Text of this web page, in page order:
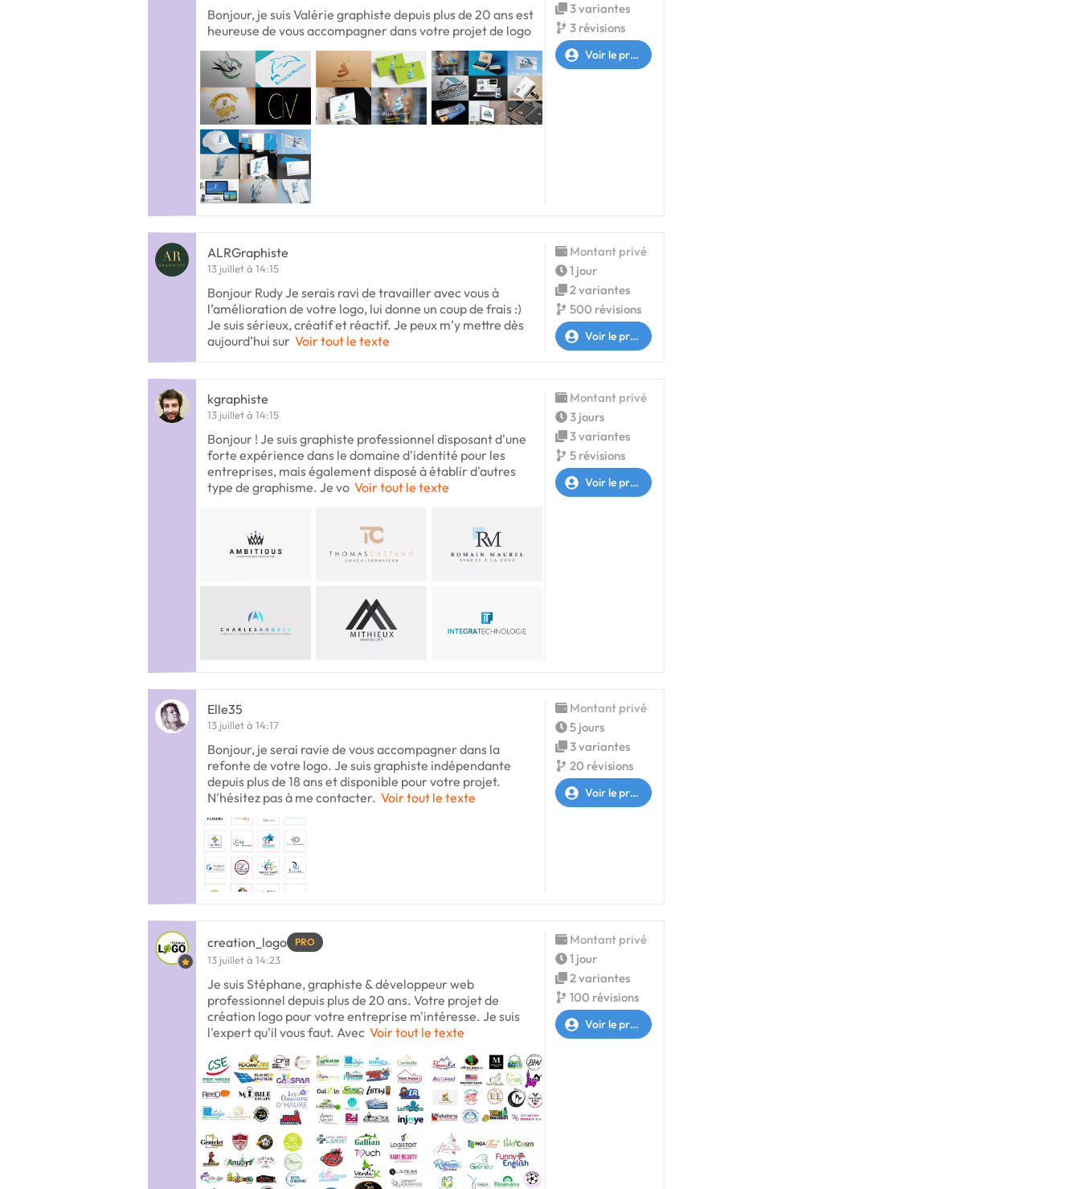
Bonjour, je suis Valérie graphiste depuis plus de 20 ans est
heureuse de vous accompagner dans votre projet de logo
3 variantes
3 révisions
Voir le profil
ALRGraphiste
13 juillet à 14:15
Bonjour Rudy Je serais ravi de travailler avec vous à
l’amélioration de votre logo, lui donne un coup de frais :)
Je suis sérieux, créatif et réactif. Je peux m’y mettre dès
aujourd’hui sur Voir tout le texte
Montant privé
1 jour
2 variantes
500 révisions
Voir le profil
kgraphiste
13 juillet à 14:15
Bonjour ! Je suis graphiste professionnel disposant d'une
forte expérience dans le domaine d'identité pour les
entreprises, mais également disposé à établir d'autres
type de graphisme. Je vo Voir tout le texte
Montant privé
3 jours
3 variantes
5 révisions
Voir le profil
Elle35
13 juillet à 14:17
Bonjour, je serai ravie de vous accompagner dans la
refonte de votre logo. Je suis graphiste indépendante
depuis plus de 18 ans et disponible pour votre projet.
N'hésitez pas à me contacter. Voir tout le texte
Montant privé
5 jours
3 variantes
20 révisions
Voir le profil
creation_logo PRO
13 juillet à 14:23
Je suis Stéphane, graphiste & développeur web
professionnel depuis plus de 20 ans. Votre projet de
création logo pour votre entreprise m'intéresse. Je suis
l'expert qu'il vous faut. Avec Voir tout le texte
Montant privé
1 jour
2 variantes
100 révisions
Voir le profil